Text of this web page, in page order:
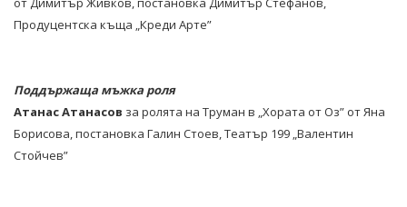
Продуцентска къща „Креди Арте”
Поддържаща мъжка роля
Атанас Атанасов за ролята на Труман в „Хората от Оз” от Яна
Борисова, постановка Галин Стоев, Театър 199 „Валентин
Стойчев”